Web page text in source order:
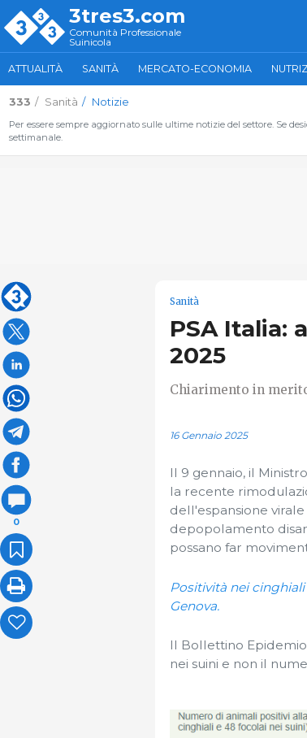
3tres3.com
Comunità Professionale
Suinicola
ATTUALITÀ SANITÀ MERCATO-ECONOMIA
333 Sanità Notizie
Per essere sempre aggiornato sulle ultime notizie del settore. Se
settimanale.
0
Sanità
PSA Italia:
2025
Chiarimento in
16 Gennaio 2025
Il 9 gennaio, il
la recente
dell'espansione
depopolamento
possano far
Positività nei cinghiali
Genova.
Il Bollettino
nei suini e non il